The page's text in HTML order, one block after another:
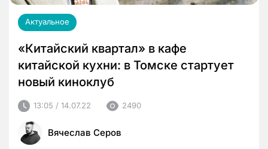
Актуальное
«Китайский квартал» в кафе
китайской кухни: в Томске стартует
новый киноклуб
13:05 / 14.07.22 2490
Вячеслав Серов